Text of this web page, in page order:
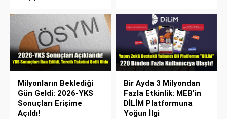
Milyonların Beklediği
Gün Geldi: 2026-YKS
Sonuçları Erişime
Açıldı!
Bir Ayda 3 Milyondan
Fazla Etkinlik: MEB’in
DİLİM Platformuna
Yoğun İlgi